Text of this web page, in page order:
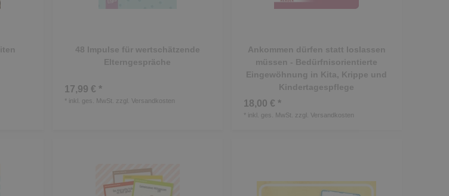
48 Impulse für wertschätzende
Elterngespräche
17,99 € *
* inkl. ges. MwSt. zzgl. Versandkosten
Ankommen dürfen statt loslassen
müssen - Bedürfnisorientierte
Eingewöhnung in Kita, Krippe und
Kindertagespflege
18,00 € *
* inkl. ges. MwSt. zzgl. Versandkosten